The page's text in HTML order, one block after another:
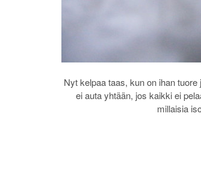
Nyt kelpaa taas, kun on ihan
ei auta yhtään, jos kaikki ei
millaisia